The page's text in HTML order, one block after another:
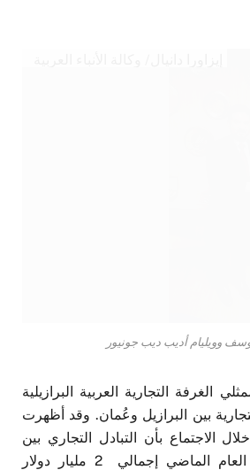
وويليام أديب ديب جونيور
الغرفة التجارية العربية البرازيلية
بين البرازيل وعُمان. وقد أظهرت
الاجتماع بأن التبادل التجاري بين
البلدين قد بلغ خلال العام الماضي إجمالي 2 مليار دولار